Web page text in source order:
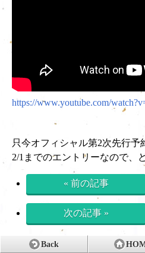
https://www.youtube.com/
只今オフィシャル第2次先行予
2/1までのエントリーなので、
« 前の記事
次の記事 »
Back